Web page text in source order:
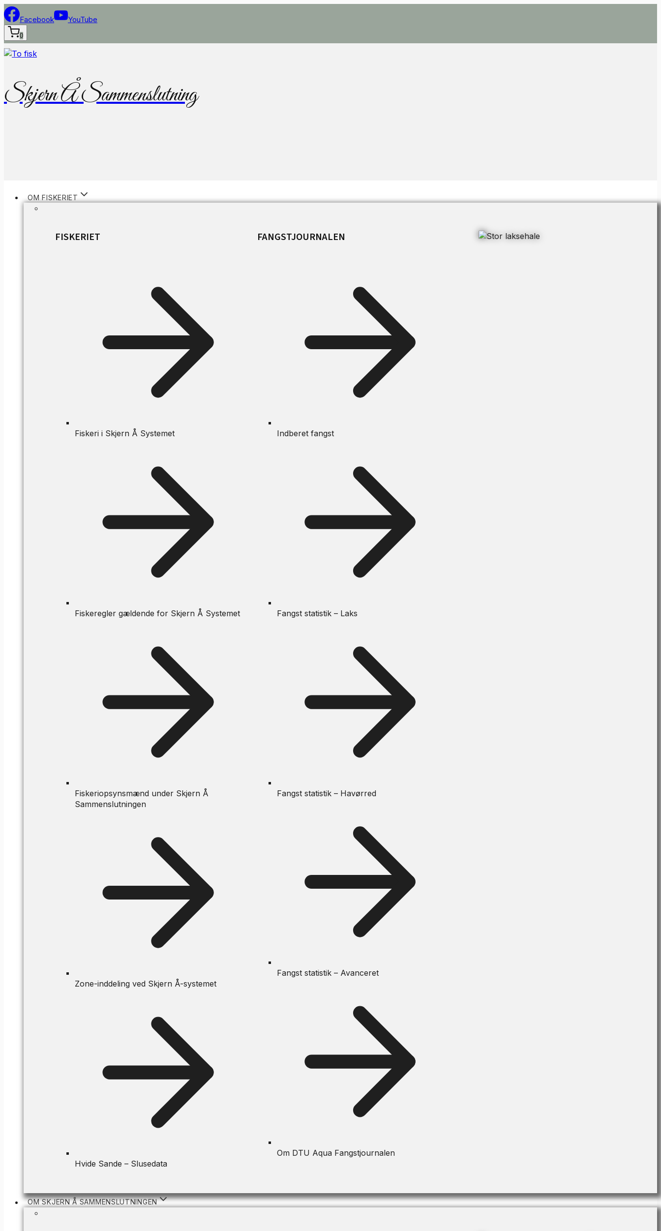
Fortsæt
til
indhold
Facebook YouTube
0
Skjern Å Sammenslutning
OM FISKERIET
FISKERIET
Fiskeri i Skjern Å Systemet
Fiskeregler gældende for Skjern Å Systemet
Fiskeriopsynsmænd under Skjern Å
Sammenslutningen
Zone-inddeling ved Skjern Å-systemet
Hvide Sande – Slusedata
FANGSTJOURNALEN
Indberet fangst
Fangst statistik – Laks
Fangst statistik – Havørred
Fangst statistik – Avanceret
Om DTU Aqua Fangstjournalen
OM SKJERN Å SAMMENSLUTNINGEN